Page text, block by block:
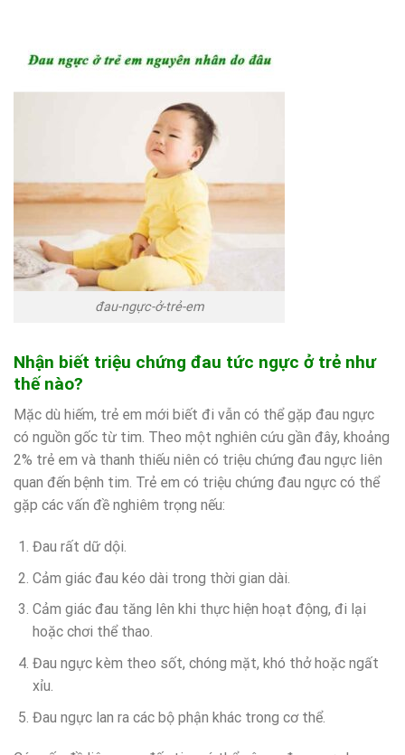
đau-ngực-ở-trẻ-em
Nhận biết triệu chứng đau tức ngực ở trẻ như
thế nào?
Mặc dù hiếm, trẻ em mới biết đi vẫn có thể gặp đau ngực
có nguồn gốc từ tim. Theo một nghiên cứu gần đây, khoảng
2% trẻ em và thanh thiếu niên có triệu chứng đau ngực liên
quan đến bệnh tim. Trẻ em có triệu chứng đau ngực có thể
gặp các vấn đề nghiêm trọng nếu:
Đau rất dữ dội.
Cảm giác đau kéo dài trong thời gian dài.
Cảm giác đau tăng lên khi thực hiện hoạt động, đi lại
hoặc chơi thể thao.
Đau ngực kèm theo sốt, chóng mặt, khó thở hoặc ngất
xỉu.
Đau ngực lan ra các bộ phận khác trong cơ thể.